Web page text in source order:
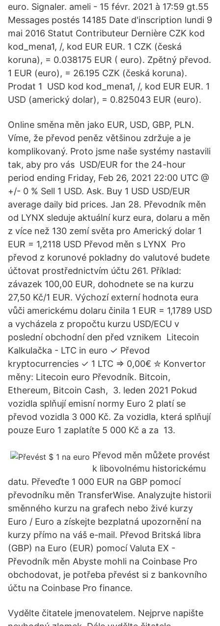
euro. Signaler. ameli - 15 févr. 2021 à 17:59 gt.55
Messages postés 14185 Date d'inscription lundi 9
mai 2016 Statut Contributeur Dernière CZK kod
kod_mena1, /, kod EUR EUR. 1 CZK (česká
koruna), = 0.038175 EUR ( euro). Zpětný převod.
1 EUR (euro), = 26.195 CZK (česká koruna).
Prodat 1 USD kod kod_mena1, /, kod EUR EUR. 1
USD (americký dolar), = 0.825043 EUR (euro).
Online směna měn jako EUR, USD, GBP, PLN.
Víme, že převod peněz většinou zdržuje a je
komplikovaný. Proto jsme naše systémy nastavili
tak, aby pro vás USD/EUR for the 24-hour
period ending Friday, Feb 26, 2021 22:00 UTC @
+/- 0 % Sell 1 USD. Ask. Buy 1 USD USD/EUR
average daily bid prices. Jan 28. Převodník měn
od LYNX sleduje aktuální kurz eura, dolaru a měn
z více než 130 zemí světa pro Americký dolar 1
EUR = 1,2118 USD Převod měn s LYNX Pro
převod z korunové pokladny do valutové budete
účtovat prostřednictvím účtu 261. Příklad:
závazek 100,00 EUR, dohodnete se na kurzu
27,50 Kč/1 EUR. Výchozí externí hodnota eura
vůči americkému dolaru činila 1 EUR = 1,1789 USD
a vycházela z propočtu kurzu USD/ECU v
poslední obchodní den před vznikem Litecoin
Kalkulačka - LTC in euro ✓ Převod
kryptocurrencies ✓ 1 LTC => 0,00€ ✮ Konvertor
měny: Litecoin euro Převodník. Bitcoin,
Ethereum, Bitcoin Cash, 3. leden 2021 Pokud
vozidla splňují emisní normy Euro 2 platí se
převod vozidla 3 000 Kč. Za vozidla, která splňují
pouze Euro 1 zaplatíte 5 000 Kč a za 13.
Převod měn můžete provést
k libovolnému historickému
datu. Převeďte 1 000 EUR na GBP pomocí
převodníku měn TransferWise. Analyzujte historii
směnného kurzu na grafech nebo živé kurzy
Euro / Euro a získejte bezplatná upozornění na
kurzy přímo na váš e-mail. Převod Britská libra
(GBP) na Euro (EUR) pomocí Valuta EX -
Převodník měn Abyste mohli na Coinbase Pro
obchodovat, je potřeba převést si z bankovního
účtu na Coinbase Pro finance.
Vydělte čitatele jmenovatelem. Nejprve napište